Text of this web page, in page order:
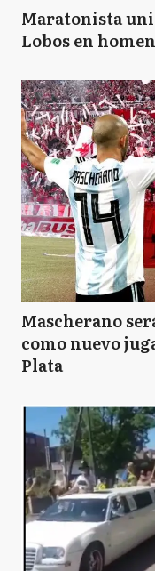
Maratonista
Lobos en
Mascherano
como nuevo
Plata